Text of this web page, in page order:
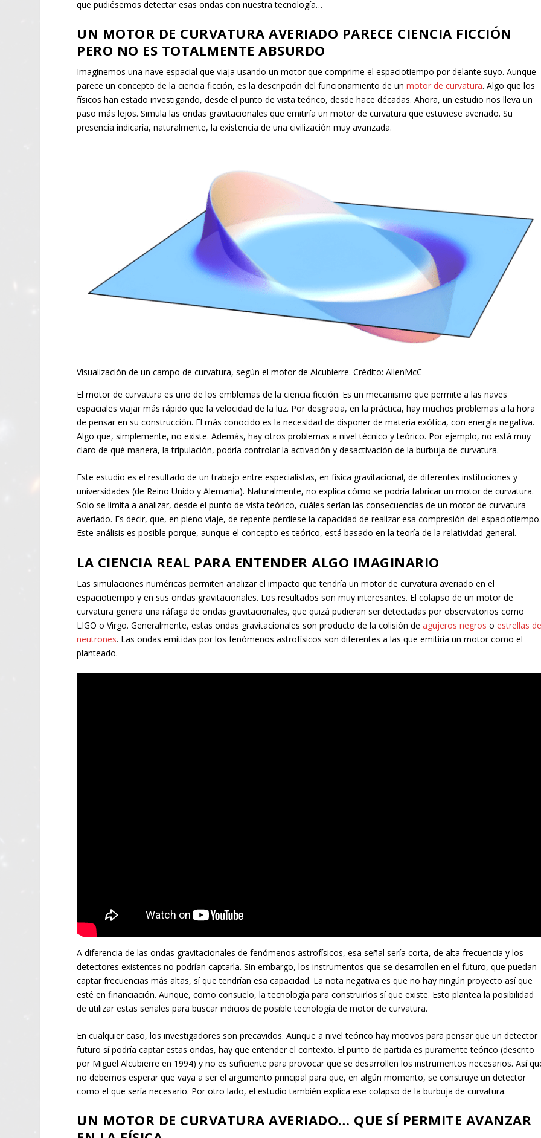
que pudiésemos detectar esas ondas con nuestra tecnología…
UN MOTOR DE CURVATURA AVERIADO PARECE CIENCIA FICCIÓN
PERO NO ES TOTALMENTE ABSURDO
Imaginemos una nave espacial que viaja usando un motor que comprime el espaciotiempo por delante suyo. Aunque
parece un concepto de la ciencia ficción, es la descripción del funcionamiento de unmotor de curvatura. Algo que los
físicos han estado investigando, desde el punto de vista teórico, desde hace décadas. Ahora, un estudio nos lleva un
paso más lejos. Simula las ondas gravitacionales que emitiría un motor de curvatura que estuviese averiado. Su
presencia indicaría, naturalmente, la existencia de una civilización muy avanzada.
Visualización de un campo de curvatura, según el motor de Alcubierre. Crédito: AllenMcC
El motor de curvatura es uno de los emblemas de la ciencia ficción. Es un mecanismo que permite a las naves
espaciales viajar más rápido que la velocidad de la luz. Por desgracia, en la práctica, hay muchos problemas a la hora
de pensar en su construcción. El más conocido es la necesidad de disponer de materia exótica, con energía negativa.
Algo que, simplemente, no existe. Además, hay otros problemas a nivel técnico y teórico. Por ejemplo, no está muy
claro de qué manera, la tripulación, podría controlar la activación y desactivación de la burbuja de curvatura.
Este estudio es el resultado de un trabajo entre especialistas, en física gravitacional, de diferentes instituciones y
universidades (de Reino Unido y Alemania). Naturalmente, no explica cómo se podría fabricar un motor de curvatura.
Solo se limita a analizar, desde el punto de vista teórico, cuáles serían las consecuencias de un motor de curvatura
averiado. Es decir, que, en pleno viaje, de repente perdiese la capacidad de realizar esa compresión del espaciotiempo.
Este análisis es posible porque, aunque el concepto es teórico, está basado en la teoría de la relatividad general.
LA CIENCIA REAL PARA ENTENDER ALGO IMAGINARIO
Las simulaciones numéricas permiten analizar el impacto que tendría un motor de curvatura averiado en el
espaciotiempo y en sus ondas gravitacionales. Los resultados son muy interesantes. El colapso de un motor de
curvatura genera una ráfaga de ondas gravitacionales, que quizá pudieran ser detectadas por observatorios como
LIGO o Virgo. Generalmente, estas ondas gravitacionales son producto de la colisión deagujeros negros oestrellas
neutrones. Las ondas emitidas por los fenómenos astrofísicos son diferentes a las que emitiría un motor como el
planteado.
A diferencia de las ondas gravitacionales de fenómenos astrofísicos, esa señal sería corta, de alta frecuencia y los
detectores existentes no podrían captarla. Sin embargo, los instrumentos que se desarrollen en el futuro, que puedan
captar frecuencias más altas, sí que tendrían esa capacidad. La nota negativa es que no hay ningún proyecto así que
esté en financiación. Aunque, como consuelo, la tecnología para construirlos sí que existe. Esto plantea la posibilidad
de utilizar estas señales para buscar indicios de posible tecnología de motor de curvatura.
En cualquier caso, los investigadores son precavidos. Aunque a nivel teórico hay motivos para pensar que un detector
futuro sí podría captar estas ondas, hay que entender el contexto. El punto de partida es puramente teórico (descrito
por Miguel Alcubierre en 1994) y no es suficiente para provocar que se desarrollen los instrumentos necesarios. Así
no debemos esperar que vaya a ser el argumento principal para que, en algún momento, se construye un detector
como el que sería necesario. Por otro lado, el estudio también explica ese colapso de la burbuja de curvatura.
UN MOTOR DE CURVATURA AVERIADO… QUE SÍ PERMITE AVANZAR